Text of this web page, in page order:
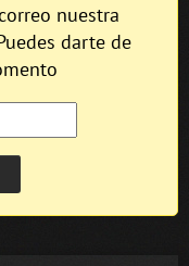
nuestra
darte de